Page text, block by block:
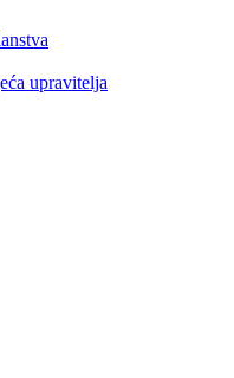
upravitelja